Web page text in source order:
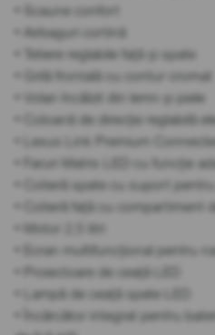
• Scaune confort
• Airbaguri cortină
• Tetiere reglabile față și spate
• Grilă frontală cu contur cromat
• Volan încălzit din lemn și piele
• Coloană de direcție reglabilă
• Lexus Link Premium
• Faruri Matrix LED cu funcție
• Cotieră spate cu suport
• Cotieră față cu compartiment
• Motor 2,5 litri
• Ecran multifuncțional pentru
• Proiectoare de ceață LED
• Lampă de ceață spate LED
• Încărcător integrat pentru